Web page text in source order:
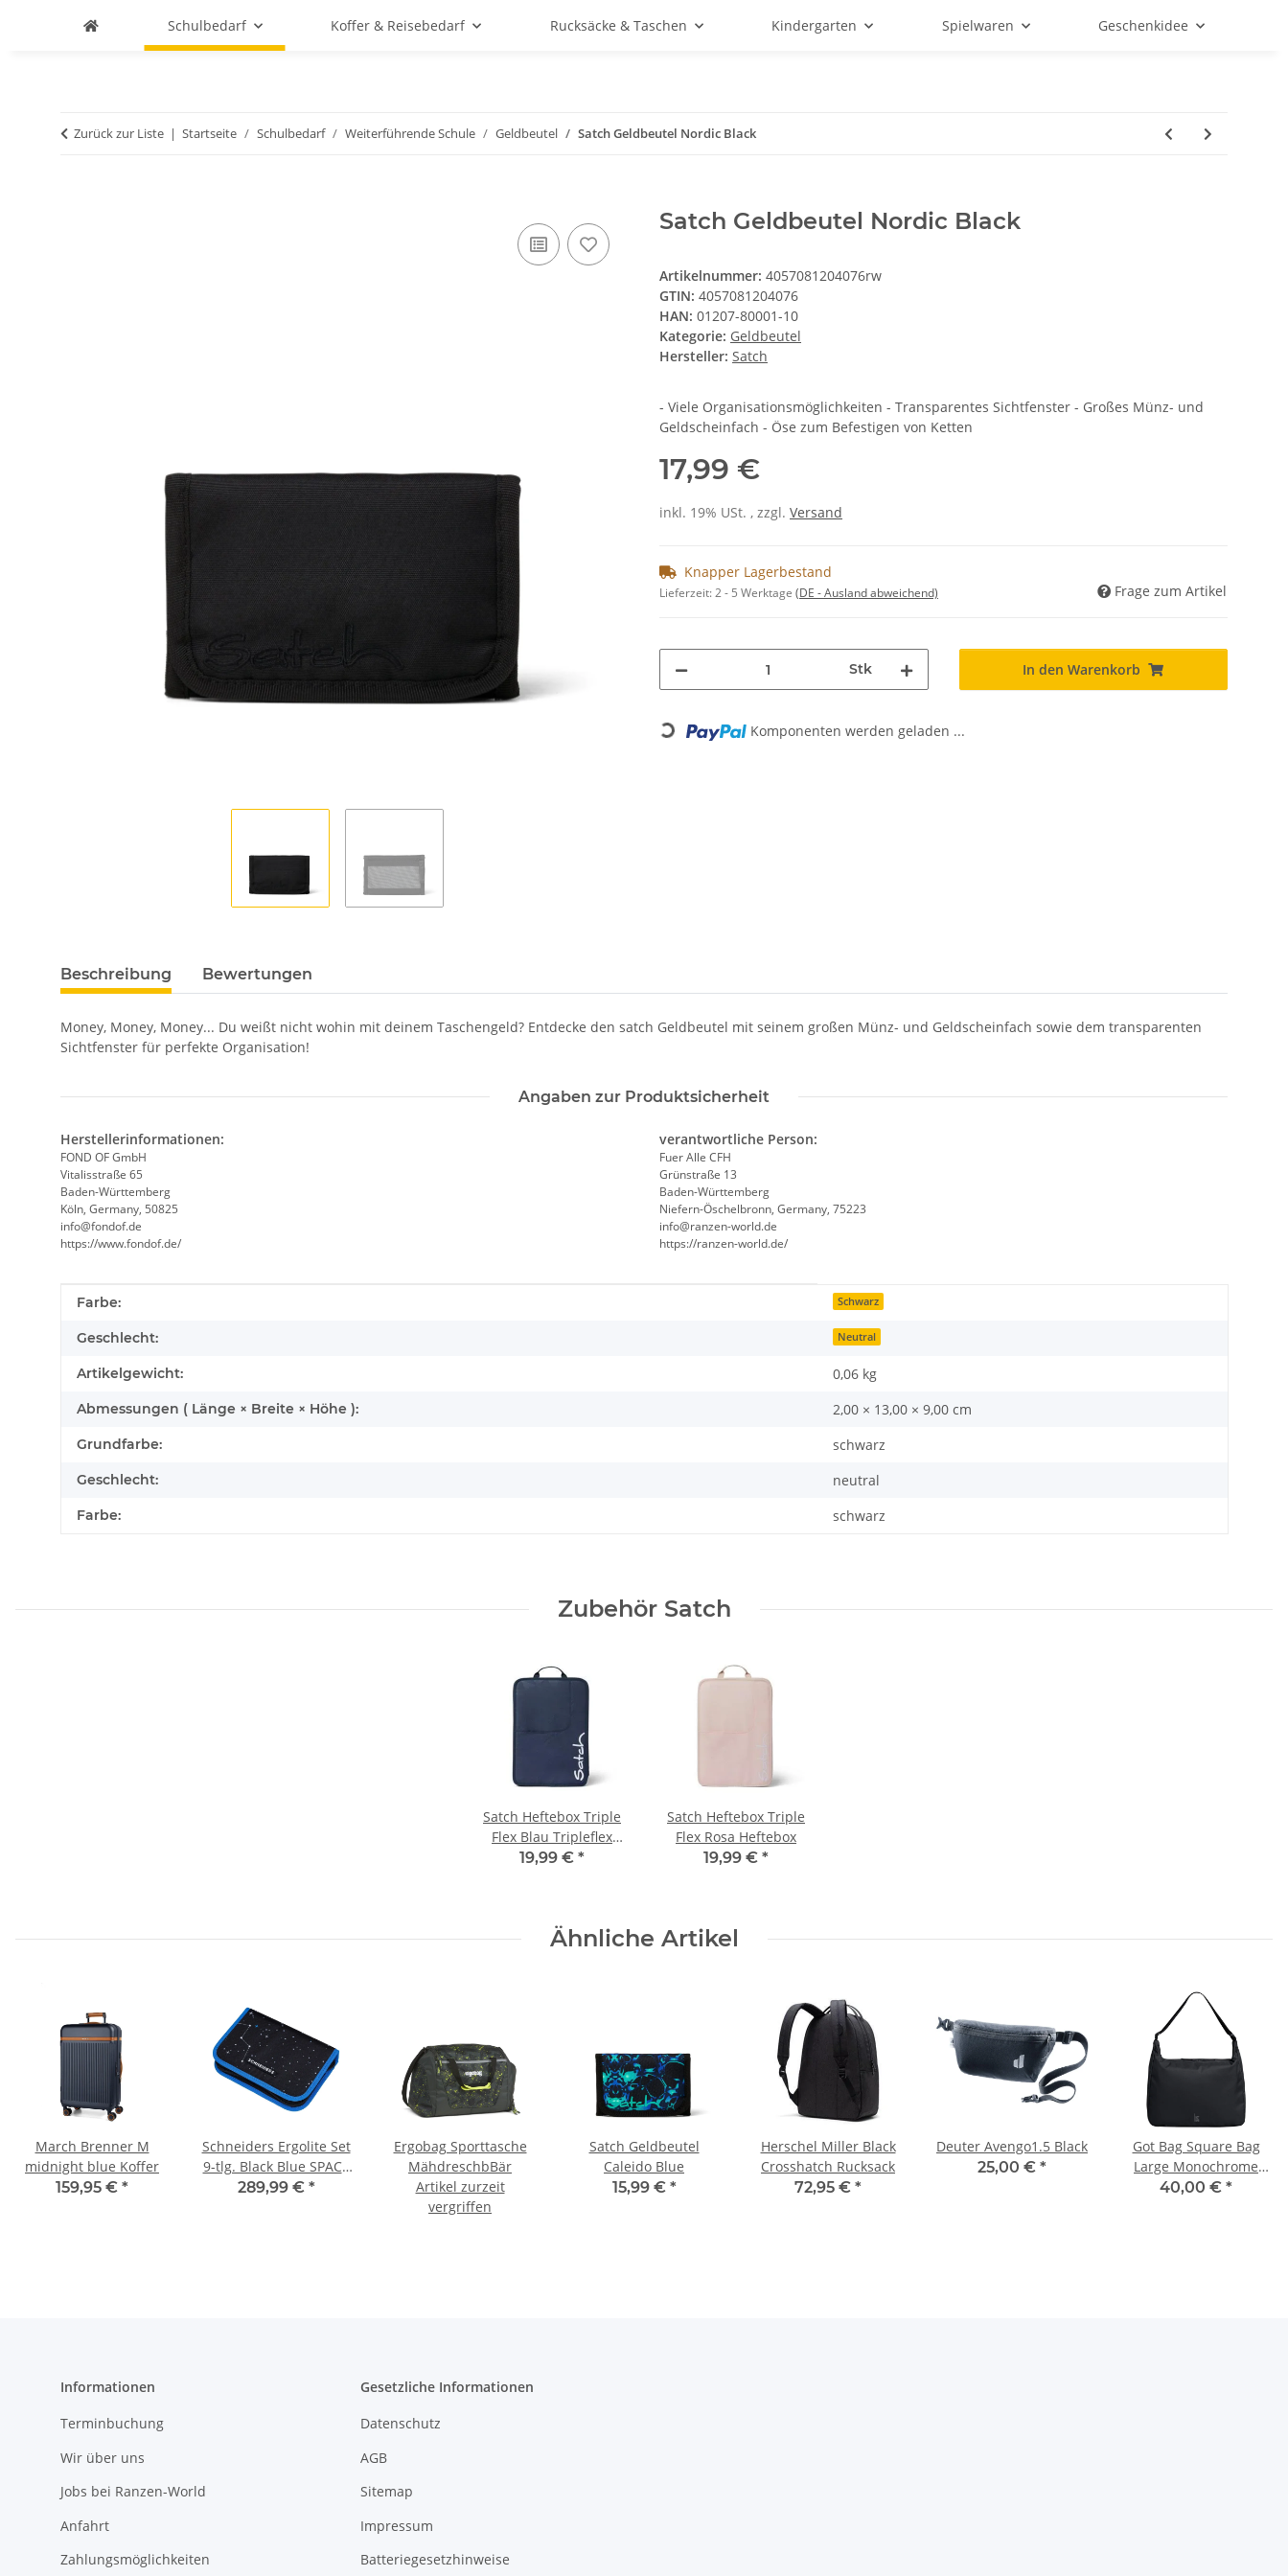
Schulbedarf Koffer & Reisebedarf Rucksäcke & Taschen Kindergarten Spielwaren Geschenkidee
Zurück zur Liste Startseite Schulbedarf Weiterführende Schule Geldbeutel Satch Geldbeutel Nordic Black
Satch Geldbeutel Nordic Black
Artikelnummer: 4057081204076rw
GTIN: 4057081204076
HAN: 01207-80001-10
Kategorie: Geldbeutel
Hersteller: Satch
- Viele Organisationsmöglichkeiten - Transparentes Sichtfenster - Großes Münz- und
Geldscheinfach - Öse zum Befestigen von Ketten
17,99 €
inkl. 19% USt. , zzgl. Versand
Knapper Lagerbestand
Lieferzeit:2 - 5 Werktage (DE - Ausland abweichend) Frage zum Artikel
Stk In den Warenkorb
Loading... Komponenten werden geladen ...
Beschreibung Bewertungen
Money, Money, Money... Du weißt nicht wohin mit deinem Taschengeld? Entdecke den satch Geldbeutel mit seinem großen Münz- und Geldscheinfach sowie dem transparenten
Sichtfenster für perfekte Organisation!
Angaben zur Produktsicherheit
Herstellerinformationen:
FOND OF GmbH
Vitalisstraße 65
Baden-Württemberg
Köln, Germany, 50825
info@fondof.de
https://www.fondof.de/
verantwortliche Person:
Fuer Alle CFH
Grünstraße 13
Baden-Württemberg
Niefern-Öschelbronn, Germany, 75223
info@ranzen-world.de
https://ranzen-world.de/
Produkteigenschaft
Wert
Farbe: Schwarz
Geschlecht: Neutral
Artikelgewicht: 0,06 kg
Abmessungen ( Länge × Breite × Höhe ): 2,00 × 13,00 × 9,00 cm
Grundfarbe: schwarz
Geschlecht: neutral
Farbe: schwarz
Zubehör Satch
Satch Heftebox Triple
Flex Blau Tripleflex
Heftebox
19,99 € *
Satch Heftebox Triple
Flex Rosa Heftebox
19,99 € *
Ähnliche Artikel
March Brenner M
midnight blue Koffer
159,95 € *
Schneiders Ergolite Set
9-tlg. Black Blue SPACE
QUEST
289,99 € *
Ergobag Sporttasche
MähdreschbBär
Artikel zurzeit
vergriffen
Satch Geldbeutel
Caleido Blue
15,99 € *
Herschel Miller Black
Crosshatch Rucksack
72,95 € *
Deuter Avengo1.5 Black
25,00 € *
Got Bag Square Bag
Large Monochrome
black BA0211MO-100
40,00 € *
Informationen
Terminbuchung
Wir über uns
Jobs bei Ranzen-World
Anfahrt
Zahlungsmöglichkeiten
Gesetzliche Informationen
Datenschutz
AGB
Sitemap
Impressum
Batteriegesetzhinweise